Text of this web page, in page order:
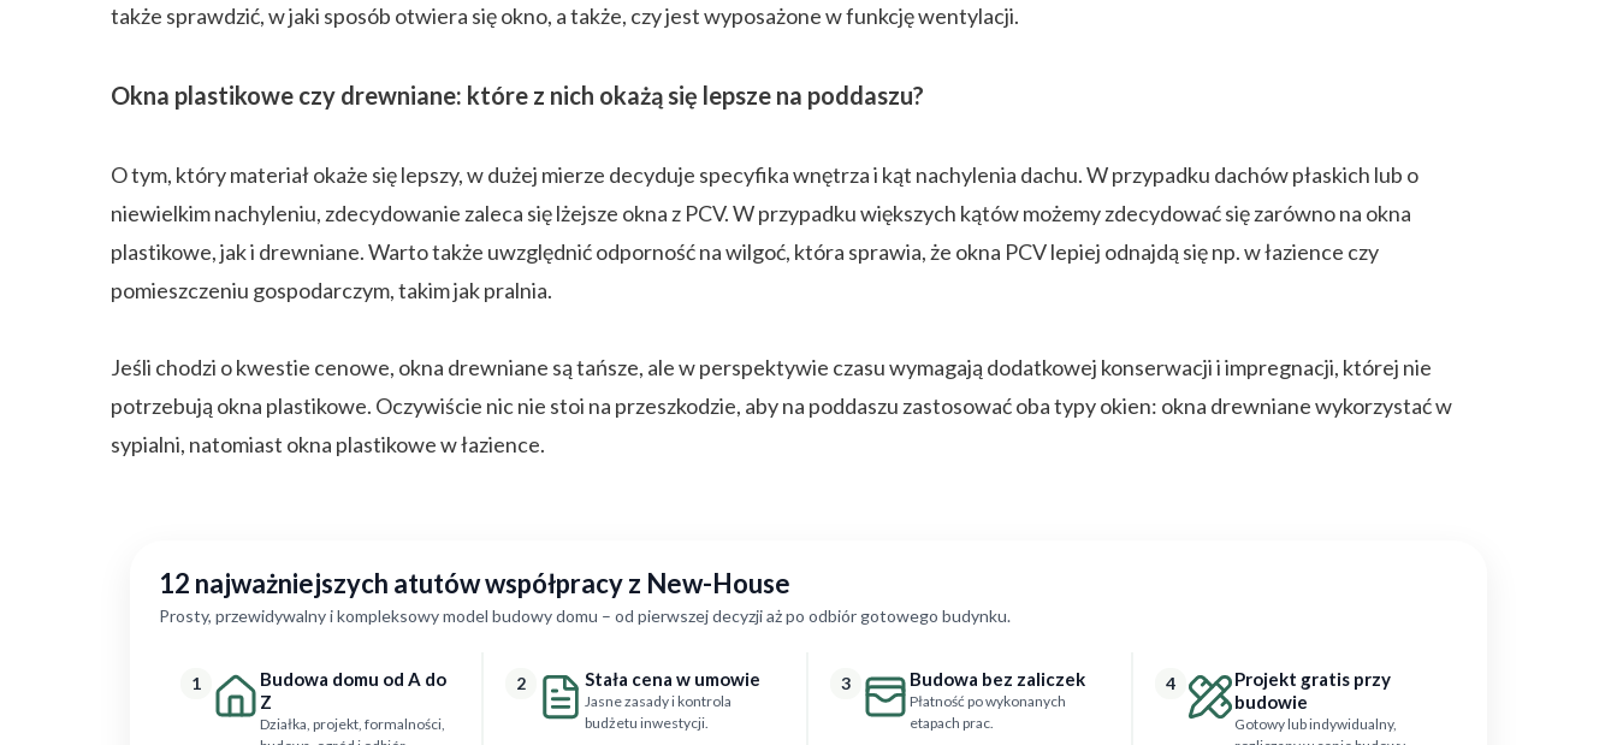
także sprawdzić, w jaki sposób otwiera się okno, a także, czy jest wyposażone w funkcję wentylacji.
Okna plastikowe czy drewniane: które z nich okażą się lepsze na poddaszu?
O tym, który materiał okaże się lepszy, w dużej mierze decyduje specyfika wnętrza i kąt nachylenia dachu. W przypadku dachów płaskich lub o
niewielkim nachyleniu, zdecydowanie zaleca się lżejsze okna z PCV. W przypadku większych kątów możemy zdecydować się zarówno na okna
plastikowe, jak i drewniane. Warto także uwzględnić odporność na wilgoć, która sprawia, że okna PCV lepiej odnajdą się np. w łazience czy
pomieszczeniu gospodarczym, takim jak pralnia.
Jeśli chodzi o kwestie cenowe, okna drewniane są tańsze, ale w perspektywie czasu wymagają dodatkowej konserwacji i impregnacji, której nie
potrzebują okna plastikowe. Oczywiście nic nie stoi na przeszkodzie, aby na poddaszu zastosować oba typy okien: okna drewniane wykorzystać w
sypialni, natomiast okna plastikowe w łazience.
12 najważniejszych atutów współpracy z New-House
Prosty, przewidywalny i kompleksowy model budowy domu – od pierwszej decyzji aż po odbiór gotowego budynku.
1
Budowa domu od A do
Z
Działka, projekt, formalności,
2 Stała cena w umowie
Jasne zasady i kontrola
budżetu inwestycji.
3 Budowa bez zaliczek
Płatność po wykonanych
etapach prac.
4
Projekt gratis przy
budowie
Gotowy lub indywidualny,